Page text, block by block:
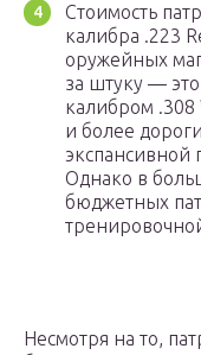
Стоимость
калибра .223
оружейных
за штуку —
калибром .308
и более
экспансивной
Однако в
бюджетных
Несмотря на то,